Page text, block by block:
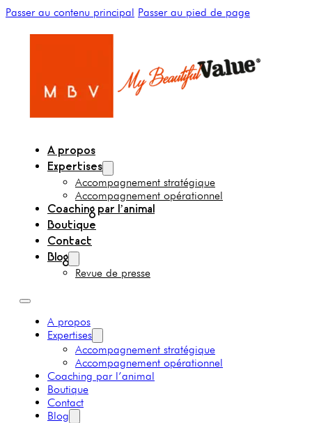
Passer au contenu principal Passer au pied de page
A propos
Expertises
Accompagnement stratégique
Accompagnement opérationnel
Coaching par l’animal
Boutique
Contact
Blog
Revue de presse
A propos
Expertises
Accompagnement stratégique
Accompagnement opérationnel
Coaching par l’animal
Boutique
Contact
Blog